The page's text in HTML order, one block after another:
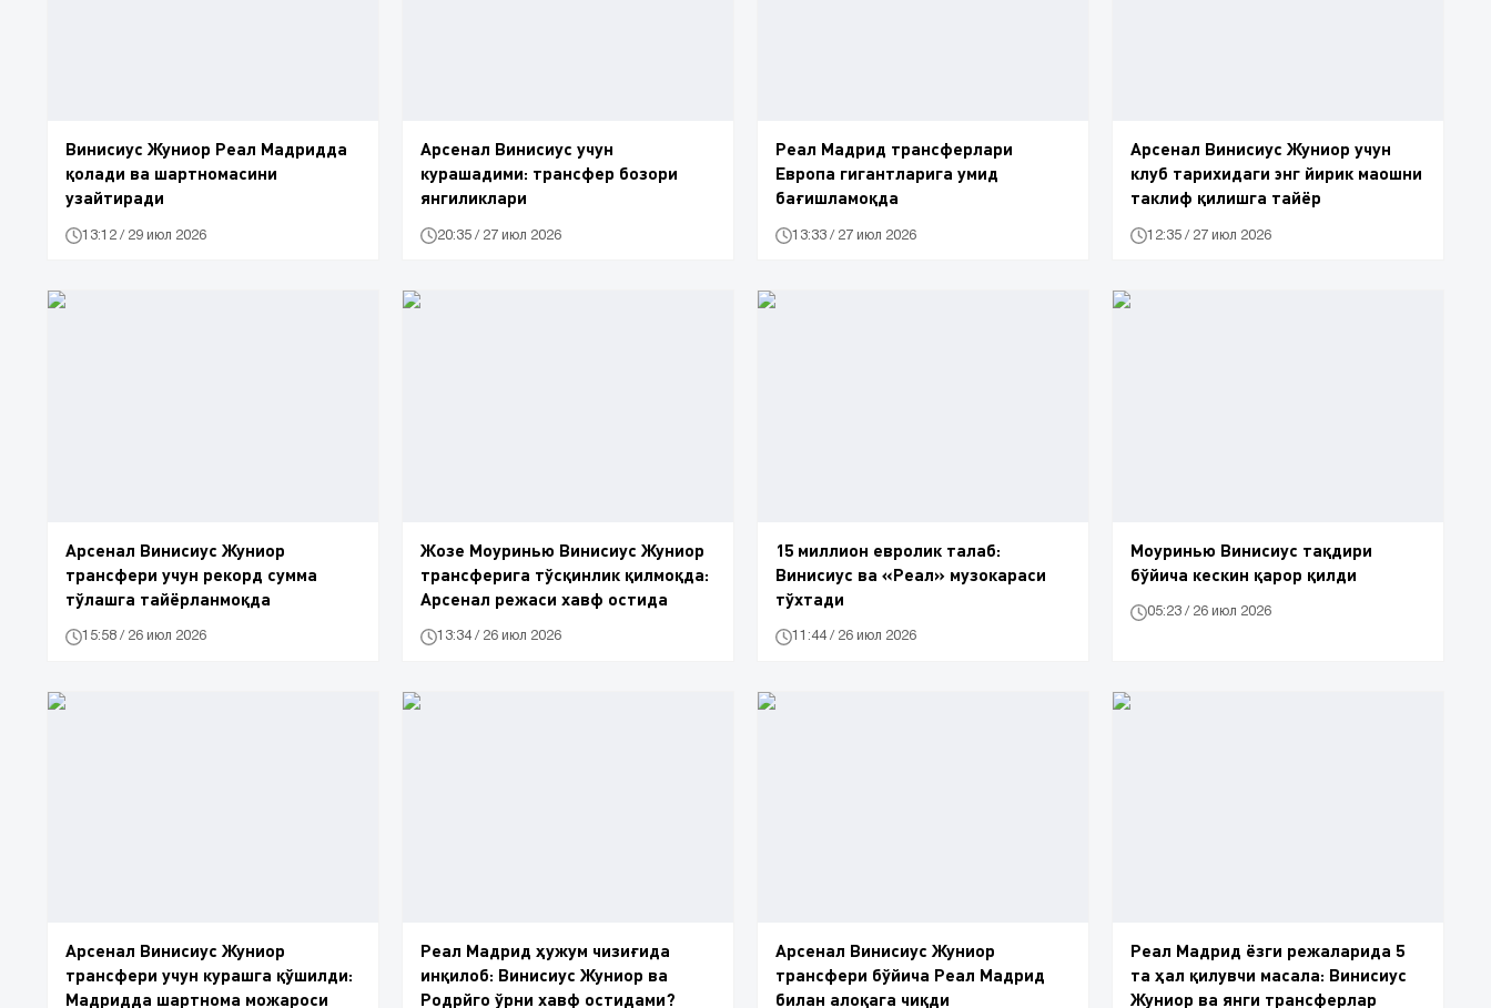
Винисиус Жуниор Реал Мадридда
қолади ва шартномасини
узайтиради
13:12 / 29 июл 2026
Арсенал Винисиус учун
курашадими: трансфер бозори
янгиликлари
20:35 / 27 июл 2026
Реал Мадрид трансферлари
Европа гигантларига умид
бағишламоқда
13:33 / 27 июл 2026
Арсенал Винисиус Жуниор учун
клуб тарихидаги энг йирик маошни
таклиф қилишга тайёр
12:35 / 27 июл 2026
Арсенал Винисиус Жуниор
трансфери учун рекорд сумма
тўлашга тайёрланмоқда
15:58 / 26 июл 2026
Жозе Моуринью Винисиус Жуниор
трансферига тўсқинлик қилмоқда:
Арсенал режаси хавф остида
13:34 / 26 июл 2026
15 миллион евролик талаб:
Винисиус ва «Реал» музокараси
тўхтади
11:44 / 26 июл 2026
Моуринью Винисиус тақдири
бўйича кескин қарор қилди
05:23 / 26 июл 2026
Арсенал Винисиус Жуниор
трансфери учун курашга қўшилди:
Мадридда шартнома можароси
Реал Мадрид ҳужум чизиғида
инқилоб: Винисиус Жуниор ва
Родрйго ўрни хавф остидами?
Арсенал Винисиус Жуниор
трансфери бўйича Реал Мадрид
билан алоқага чиқди
Реал Мадрид ёзги режаларида 5
та ҳал қилувчи масала: Винисиус
Жуниор ва янги трансферлар